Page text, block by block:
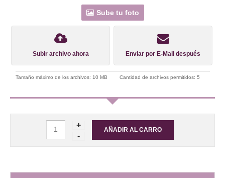
Sube tu foto
Subir archivo ahora Enviar por E-Mail después
Tamaño máximo de los archivos: 10 MB Cantidad de archivos permitidos: 5